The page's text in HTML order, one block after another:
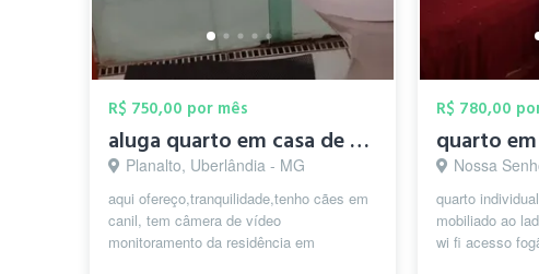
R$ 750,00 por mês
aluga quarto em casa de familia
Planalto, Uberlândia - MG
aqui ofereço,tranquilidade,tenho cães em
canil, tem câmera de vídeo
monitoramento da residência em
R$ 780,00
Nossa
quarto
mobiliado ao
wi fi acesso